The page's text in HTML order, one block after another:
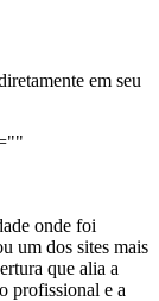
em seu
onde foi
um dos sites mais
que alia a
profissional e a